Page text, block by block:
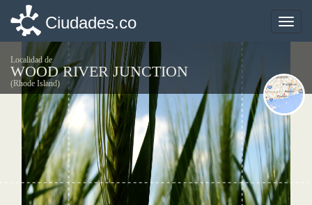
Toggle
Ciudades.co
Localidad de
WOOD RIVER JUNCTION
(Rhode Island)
Toggle
Ciudades.co